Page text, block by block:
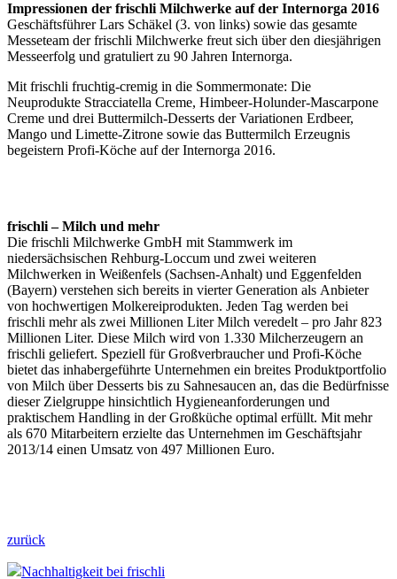
Impressionen der frischli Milchwerke auf der Internorga 2016
Geschäftsführer Lars Schäkel (3. von links) sowie das gesamte
Messeteam derfrischli Milchwerke freut sich über den diesjährigen
Messeerfolg und gratuliert zu 90 Jahren Internorga.
Mit frischli fruchtig-cremig in die Sommermonate: Die
Neuprodukte Stracciatella Creme, Himbeer-Holunder-Mascarpone
Creme und drei Buttermilch-Desserts der Variationen Erdbeer,
Mango und Limette-Zitrone sowie das Buttermilch Erzeugnis
begeistern Profi-Köche auf der Internorga 2016.
frischli – Milch und mehr
Die frischli Milchwerke GmbH mit Stammwerk im
niedersächsischen Rehburg-Loccum und zwei weiteren
Milchwerken in Weißenfels (Sachsen-Anhalt) und Eggenfelden
(Bayern) verstehen sich bereits in vierter Generation als Anbieter
von hochwertigen Molkereiprodukten. Jeden Tag werden bei
frischli mehr als zwei Millionen Liter Milch veredelt – pro Jahr 823
Millionen Liter. Diese Milch wird von 1.330 Milcherzeugern an
frischli geliefert. Speziell für Großverbraucher und Profi-Köche
bietet das inhabergeführte Unternehmen ein breites Produktportfolio
von Milch über Desserts bis zu Sahnesaucen an, das die Bedürfnisse
dieser Zielgruppe hinsichtlich Hygieneanforderungen und
praktischem Handling in der Großküche optimal erfüllt. Mit mehr
als 670 Mitarbeitern erzielte das Unternehmen im Geschäftsjahr
2013/14 einen Umsatz von 497 Millionen Euro.
zurück
Nachhaltigkeit bei frischli